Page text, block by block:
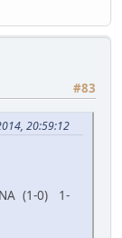
#83
20:59:12
(1-0) 1-